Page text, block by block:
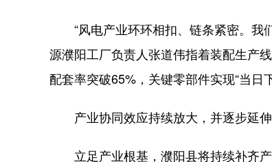
“风电产业环环相扣、链条紧密。我
源濮阳工厂负责人张道伟指着装配生产
配套率突破65%，关键零部件实现“当日
产业协同效应持续放大，并逐步延伸
立足产业根基，濮阳县将持续补齐产